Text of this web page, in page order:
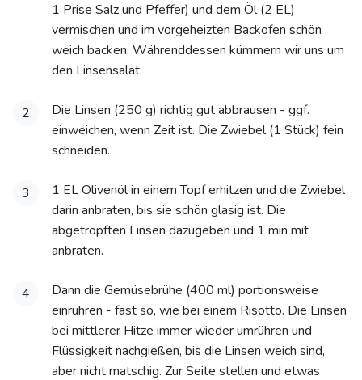
1 Prise Salz und Pfeffer) und dem Öl (2 EL)
vermischen und im vorgeheizten Backofen schön
weich backen. Währenddessen kümmern wir uns um
den Linsensalat:
2
Die Linsen (250 g) richtig gut abbrausen - ggf.
einweichen, wenn Zeit ist. Die Zwiebel (1 Stück) fein
schneiden.
3
1 EL Olivenöl in einem Topf erhitzen und die Zwiebel
darin anbraten, bis sie schön glasig ist. Die
abgetropften Linsen dazugeben und 1 min mit
anbraten.
4
Dann die Gemüsebrühe (400 ml) portionsweise
einrühren - fast so, wie bei einem Risotto. Die Linsen
bei mittlerer Hitze immer wieder umrühren und
Flüssigkeit nachgießen, bis die Linsen weich sind,
aber nicht matschig. Zur Seite stellen und etwas